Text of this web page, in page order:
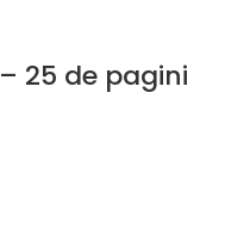
25 de pagini